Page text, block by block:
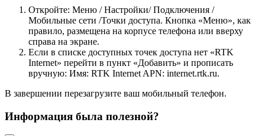
Откройте: Меню / Настройки/ Подключения /
Мобильные сети /Точки доступа. Кнопка «Меню», как
правило, размещена на корпусе телефона или вверху
справа на экране.
Если в списке доступных точек доступа нет «RTK
Internet» перейти в пункт «Добавить» и прописать
вручную: Имя: RTK Internet APN: internet.rtk.ru.
В завершении перезагрузите ваш мобильный телефон.
Информация была полезной?